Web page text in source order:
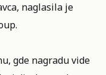
naglasila je
gde nagradu vide